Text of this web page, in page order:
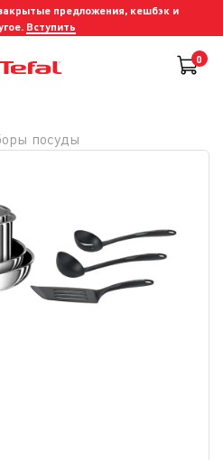
предложения, кешбэк и
Вступить
0
посуды